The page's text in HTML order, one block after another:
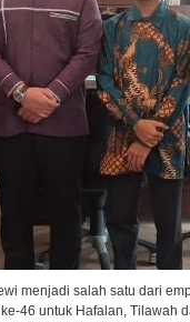
menjadi salah satu dari
46 untuk Hafalan, Tilawah